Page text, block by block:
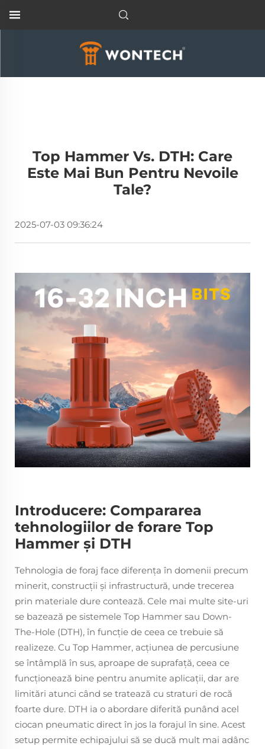
Top Hammer Vs. DTH: Care
Este Mai Bun Pentru Nevoile
Tale?
2025-07-03 09:36:24
Introducere: Compararea
tehnologiilor de forare Top
Hammer și DTH
Tehnologia de foraj face diferența în domenii precum
minerit, construcții și infrastructură, unde trecerea
prin materiale dure contează. Cele mai multe site-uri
se bazează pe sistemele Top Hammer sau Down-
The-Hole (DTH), în funcție de ceea ce trebuie să
realizeze. Cu Top Hammer, acţiunea de percusiune
se întâmplă în sus, aproape de suprafaţă, ceea ce
funcţionează bine pentru anumite aplicaţii, dar are
limitări atunci când se tratează cu straturi de rocă
foarte dure. DTH ia o abordare diferită punând acel
ciocan pneumatic direct în jos la forajul în sine. Acest
setup permite echipajului să se ducă mult mai adânc